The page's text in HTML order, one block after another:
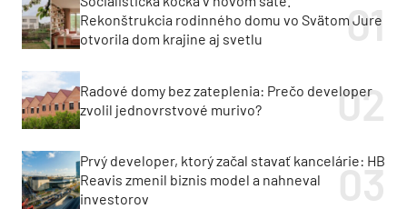
Rekonštrukcia rodinného domu vo Svätom Jure
otvorila dom krajine aj svetlu
Radové domy bez zateplenia: Prečo developer
zvolil jednovrstvové murivo?
Prvý developer, ktorý začal stavať kancelárie: HB
Reavis zmenil biznis model a nahneval
investorov